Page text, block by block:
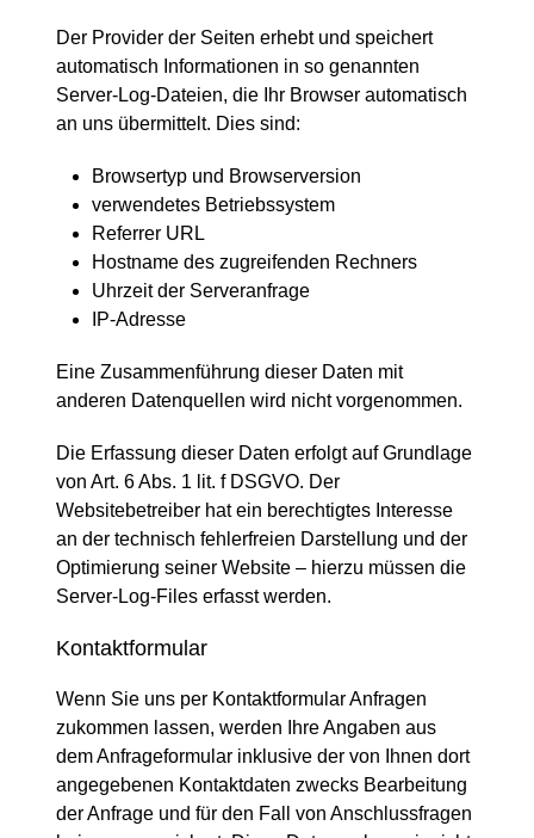
Der Provider der Seiten erhebt und speichert
automatisch Informationen in so genannten
Server-Log-Dateien, die Ihr Browser automatisch
an uns übermittelt. Dies sind:
Browsertyp und Browserversion
verwendetes Betriebssystem
Referrer URL
Hostname des zugreifenden Rechners
Uhrzeit der Serveranfrage
IP-Adresse
Eine Zusammenführung dieser Daten mit
anderen Datenquellen wird nicht vorgenommen.
Die Erfassung dieser Daten erfolgt auf Grundlage
von Art. 6 Abs. 1 lit. f DSGVO. Der
Websitebetreiber hat ein berechtigtes Interesse
an der technisch fehlerfreien Darstellung und der
Optimierung seiner Website – hierzu müssen die
Server-Log-Files erfasst werden.
Kontaktformular
Wenn Sie uns per Kontaktformular Anfragen
zukommen lassen, werden Ihre Angaben aus
dem Anfrageformular inklusive der von Ihnen dort
angegebenen Kontaktdaten zwecks Bearbeitung
der Anfrage und für den Fall von Anschlussfragen